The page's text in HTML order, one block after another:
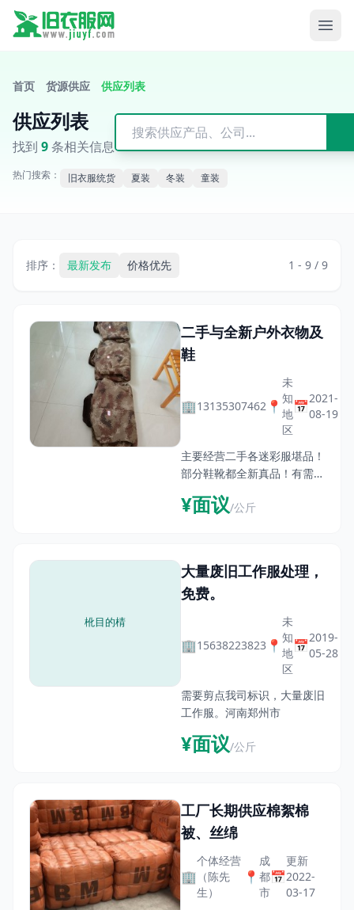
首页 货源供应 供应列表
供应列表
找到 9条相关信息
热门搜索： 旧衣服统货 夏装 冬装 童装
排序： 最新发布 价格优先 1 - 9 / 9
二手与全新户外衣物及
鞋
🏢13135307462 📍
未
知
地
区
📅2021-
08-19
主要经营二手各迷彩服堪品！
部分鞋靴都全新真品！有需要
的联系131****7462
¥面议/公斤
大量废旧工作服处理，
免费。
🏢15638223823 📍
未
知
地
区
📅2019-
05-28
需要剪点我司标识，大量废旧
工作服。河南郑州市
¥面议/公斤
工厂长期供应棉絮棉
被、丝绵
🏢
个体经营
（陈先
生）
📍
成
都
市
📅
更新
2022-
03-17